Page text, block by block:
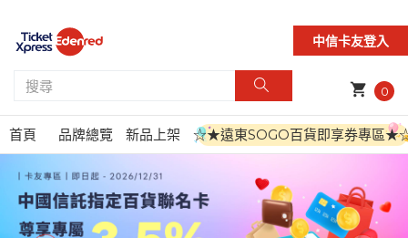
中信卡友登入
shopping_cart 0
首頁 品牌總覽 新品上架 ☆★遠東SOGO百貨即享券專區